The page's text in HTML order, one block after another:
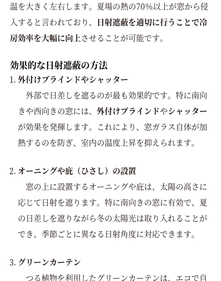
温を大きく左右します。夏場の熱の70％以上が窓から侵
入すると言われており、
日射遮蔽を適切に行うことで冷
房効率を大幅に向上させることが可能です。
効果的な日射遮蔽の方法
外付けブラインドやシャッター
外部で日差しを遮るのが最も効果的です。特に南向
きや西向きの窓には、 外付けブラインドやシャッター
が効果を発揮します。これにより、窓ガラス自体が加
熱するのを防ぎ、室内の温度上昇を抑えられます。
オーニングや庇（ひさし）の設置
窓の上に設置するオーニングや庇は、太陽の高さに
応じて日射を遮ります。特に南向きの窓に有効で、夏
の日差しを遮りながら冬の太陽光は取り入れることが
でき、季節ごとに異なる日射角度に対応できます。
グリーンカーテン
つる植物を利用したグリーンカーテンは、エコで自